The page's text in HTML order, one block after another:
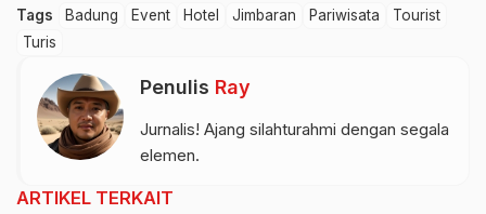
Tags Badung Event Hotel Jimbaran Pariwisata
Tourist
Turis
Penulis Ray
Jurnalis! Ajang silahturahmi dengan segala
elemen.
ARTIKEL TERKAIT